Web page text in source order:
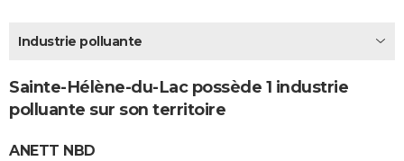
BONS PLANS
Industrie polluante
Sainte-Hélène-du-Lac possède 1 industrie
polluante sur son territoire
ANETT NBD